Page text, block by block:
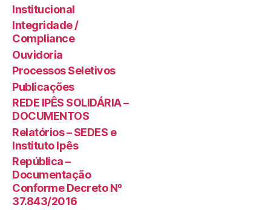
Institucional
Integridade /
Compliance
Ouvidoria
Processos Seletivos
Publicações
REDE IPÊS SOLIDÁRIA –
DOCUMENTOS
Relatórios – SEDES e
Instituto Ipês
República –
Documentação
Conforme Decreto Nº
37.843/2016